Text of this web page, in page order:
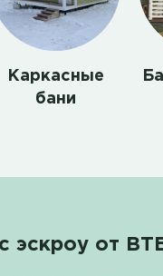
Каркасные
бани
эскроу от